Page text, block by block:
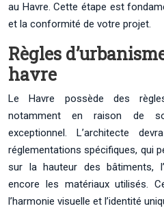
au Havre. Cette étape est
et la conformité de votre projet.
Règles
havre
Le Havre possède des règles
notamment en raison de
exceptionnel. L’architecte
réglementations spécifiques, qui
sur la hauteur des bâtiments,
encore les matériaux utilisés.
l’harmonie visuelle et l’identité